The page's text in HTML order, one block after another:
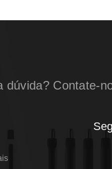
dúvida? Contate-